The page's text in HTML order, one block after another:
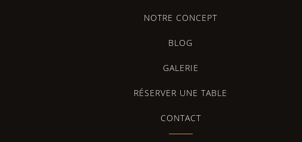
NOTRE CONCEPT
BLOG
GALERIE
RÉSERVER UNE TABLE
CONTACT